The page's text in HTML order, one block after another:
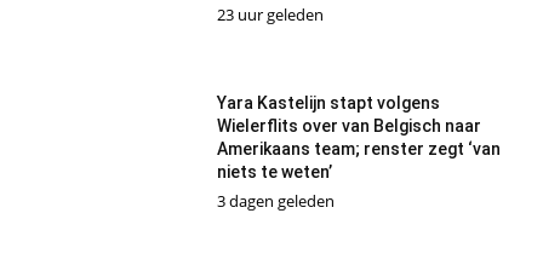
23 uur geleden
Yara Kastelijn stapt volgens
Wielerflits over van Belgisch naar
Amerikaans team; renster zegt ‘van
niets te weten’
3 dagen geleden